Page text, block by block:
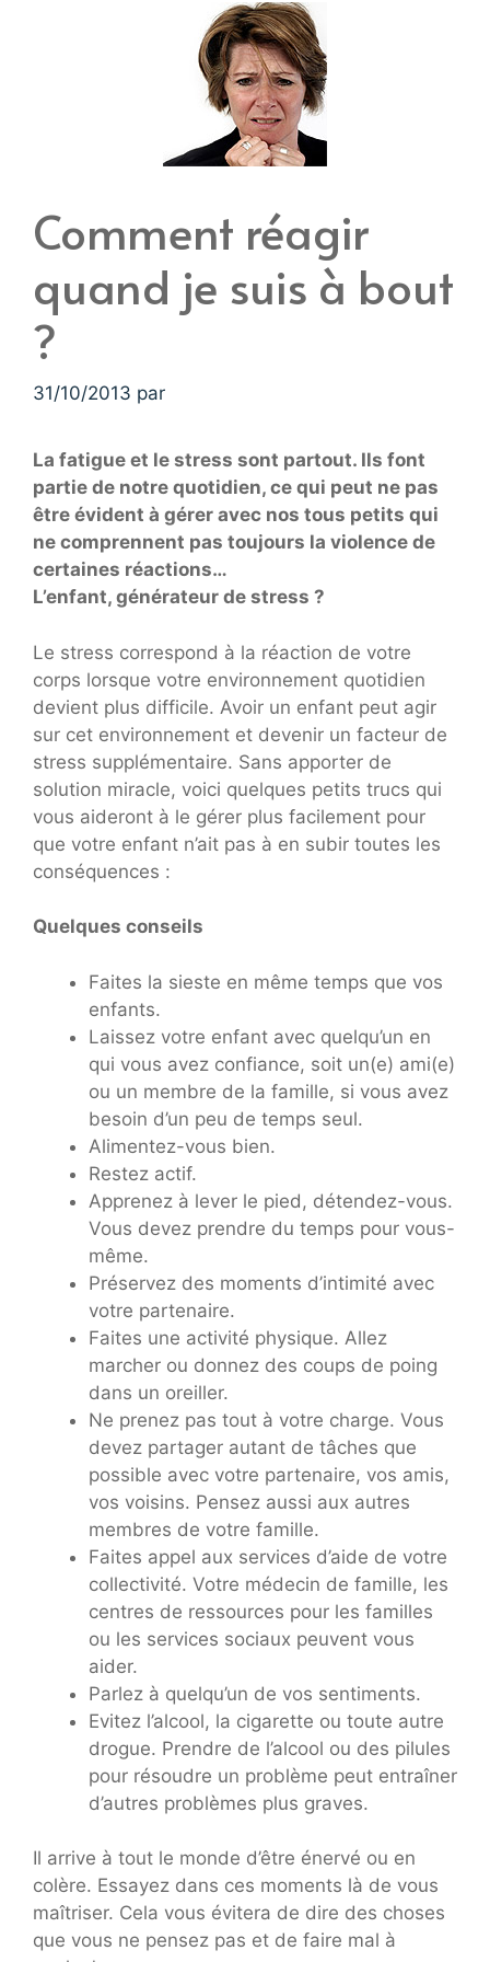
Comment réagir
quand je suis à bout
?
31/10/2013 par
La fatigue et le stress sont partout. Ils font
partie de notre quotidien, ce qui peut ne pas
être évident à gérer avec nos tous petits qui
ne comprennent pas toujours la violence de
certaines réactions…
L’enfant, générateur de stress ?
Le stress correspond à la réaction de votre
corps lorsque votre environnement quotidien
devient plus difficile. Avoir un enfant peut agir
sur cet environnement et devenir un facteur de
stress supplémentaire. Sans apporter de
solution miracle, voici quelques petits trucs qui
vous aideront à le gérer plus facilement pour
que votre enfant n’ait pas à en subir toutes les
conséquences :
Quelques conseils
Faites la sieste en même temps que vos
enfants.
Laissez votre enfant avec quelqu’un en
qui vous avez confiance, soit un(e) ami(e)
ou un membre de la famille, si vous avez
besoin d’un peu de temps seul.
Alimentez-vous bien.
Restez actif.
Apprenez à lever le pied, détendez-vous.
Vous devez prendre du temps pour vous-
même.
Préservez des moments d’intimité avec
votre partenaire.
Faites une activité physique. Allez
marcher ou donnez des coups de poing
dans un oreiller.
Ne prenez pas tout à votre charge. Vous
devez partager autant de tâches que
possible avec votre partenaire, vos amis,
vos voisins. Pensez aussi aux autres
membres de votre famille.
Faites appel aux services d’aide de votre
collectivité. Votre médecin de famille, les
centres de ressources pour les familles
ou les services sociaux peuvent vous
aider.
Parlez à quelqu’un de vos sentiments.
Evitez l’alcool, la cigarette ou toute autre
drogue. Prendre de l’alcool ou des pilules
pour résoudre un problème peut entraîner
d’autres problèmes plus graves.
Il arrive à tout le monde d’être énervé ou en
colère. Essayez dans ces moments là de vous
maîtriser. Cela vous évitera de dire des choses
que vous ne pensez pas et de faire mal à